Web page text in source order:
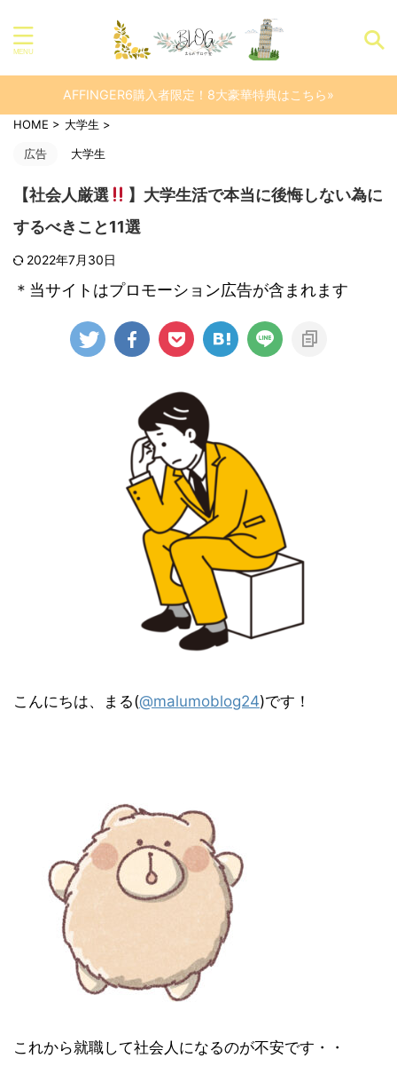
AFFINGER6購入者限定！8大豪華特典はこちら»
HOME > 大学生 >
広告 大学生
【社会人厳選
】大学生活で本当に後悔しない為に
するべきこと11選
2022年7月30日
＊当サイトはプロモーション広告が含まれます
こんにちは、まる(@malumoblog24)です！
これから就職して社会人になるのが不安です・・